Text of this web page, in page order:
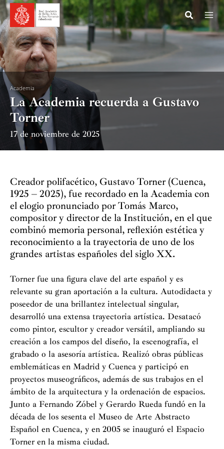
Ir
al
contenido
Academia
La Academia recuerda a Gustavo
Torner
17 de noviembre de 2025
Creador polifacético, Gustavo Torner (Cuenca,
1925 – 2025), fue recordado en la Academia con
el elogio pronunciado por Tomás Marco,
compositor y director de la Institución, en el que
combinó memoria personal, reflexión estética y
reconocimiento a la trayectoria de uno de los
grandes artistas españoles del siglo XX.
Torner fue una figura clave del arte español y es
relevante su gran aportación a la cultura. Autodidacta y
poseedor de una brillantez intelectual singular,
desarrolló una extensa trayectoria artística. Desatacó
como pintor, escultor y creador versátil, ampliando su
creación a los campos del diseño, la escenografía, el
grabado o la asesoría artística. Realizó obras públicas
emblemáticas en Madrid y Cuenca y participó en
proyectos museográficos, además de sus trabajos en el
ámbito de la arquitectura y la ordenación de espacios.
Junto a Fernando Zóbel y Gerardo Rueda fundó en la
década de los sesenta el Museo de Arte Abstracto
Español en Cuenca, y en 2005 se inauguró el Espacio
Torner en la misma ciudad.